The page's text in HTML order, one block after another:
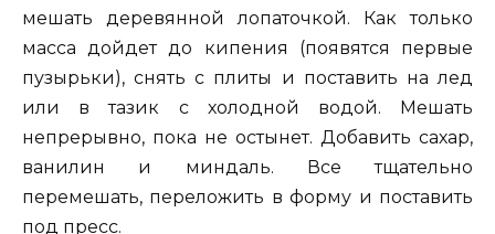
мешать деревянной лопаточкой. Как только
масса дойдет до кипения (появятся первые
пузырьки), снять с плиты и поставить на лед
или в тазик с холодной водой. Мешать
непрерывно, пока не остынет. Добавить сахар,
ванилин и миндаль. Все тщательно
перемешать, переложить в форму и поставить
под пресс.